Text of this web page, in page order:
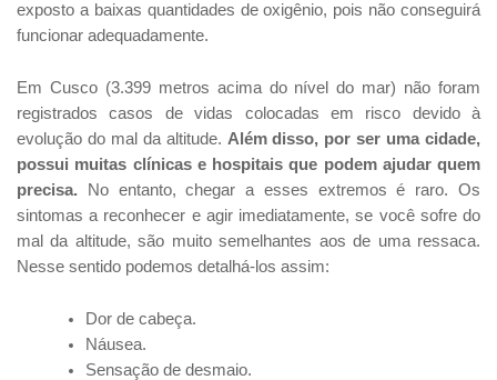
exposto a baixas quantidades de oxigênio, pois não conseguirá
funcionar adequadamente.
Em Cusco (3.399 metros acima do nível do mar) não foram
registrados casos de vidas colocadas em risco devido à
evolução do mal da altitude. Além disso, por ser uma cidade,
possui muitas clínicas e hospitais que podem ajudar quem
precisa.
No entanto, chegar a esses extremos é raro. Os
sintomas a reconhecer e agir imediatamente, se você sofre do
mal da altitude, são muito semelhantes aos de uma ressaca.
Nesse sentido podemos detalhá-los assim:
Dor de cabeça.
Náusea.
Sensação de desmaio.